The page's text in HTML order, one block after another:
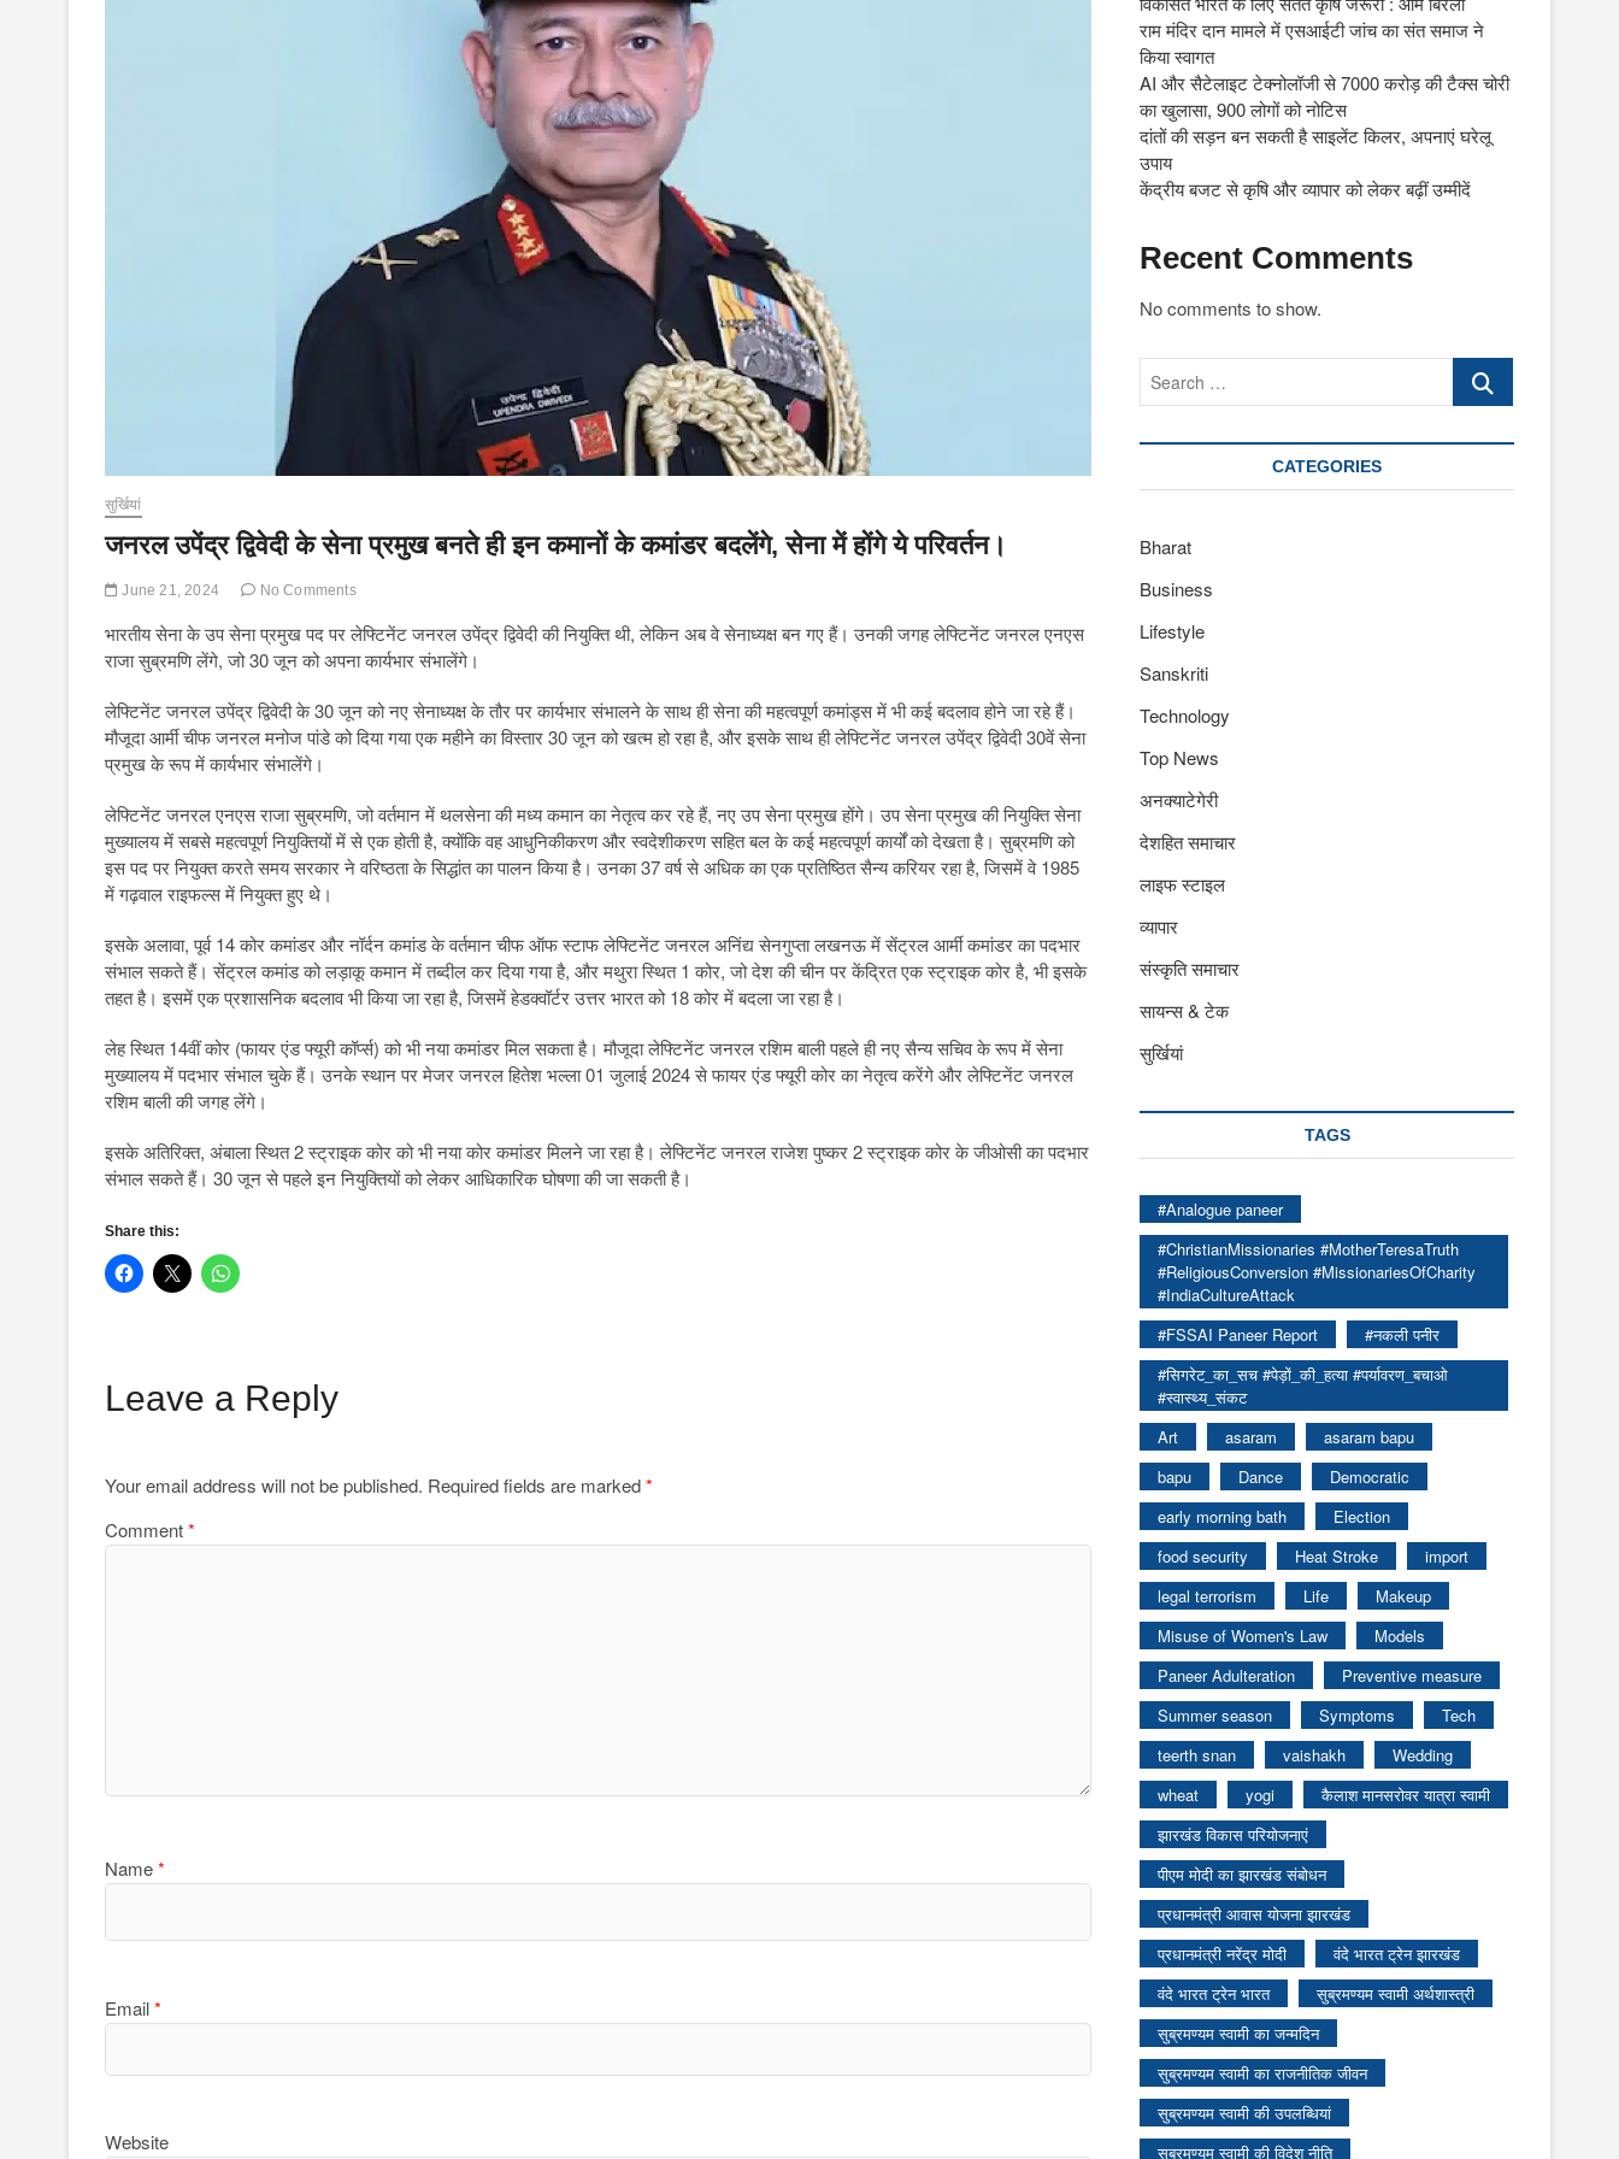
सुर्खियां
जनरल उपेंद्र द्विवेदी के सेना प्रमुख बनते ही इन कमानों के कमांडर बदलेंगे, सेना में होंगे ये परिवर्तन।
June 21, 2024 No Comments
भारतीय सेना के उप सेना प्रमुख पद पर लेफ्टिनेंट जनरल उपेंद्र द्विवेदी की नियुक्ति थी, लेकिन अब वे सेनाध्यक्ष बन गए हैं। उनकी जगह लेफ्टिनेंट जनरल एनएस
राजा सुब्रमणि लेंगे, जो 30 जून को अपना कार्यभार संभालेंगे।
लेफ्टिनेंट जनरल उपेंद्र द्विवेदी के 30 जून को नए सेनाध्यक्ष के तौर पर कार्यभार संभालने के साथ ही सेना की महत्वपूर्ण कमांड्स में भी कई बदलाव होने जा रहे हैं।
मौजूदा आर्मी चीफ जनरल मनोज पांडे को दिया गया एक महीने का विस्तार 30 जून को खत्म हो रहा है, और इसके साथ ही लेफ्टिनेंट जनरल उपेंद्र द्विवेदी 30वें सेना
प्रमुख के रूप में कार्यभार संभालेंगे।
लेफ्टिनेंट जनरल एनएस राजा सुब्रमणि, जो वर्तमान में थलसेना की मध्य कमान का नेतृत्व कर रहे हैं, नए उप सेना प्रमुख होंगे। उप सेना प्रमुख की नियुक्ति सेना
मुख्यालय में सबसे महत्वपूर्ण नियुक्तियों में से एक होती है, क्योंकि वह आधुनिकीकरण और स्वदेशीकरण सहित बल के कई महत्वपूर्ण कार्यों को देखता है। सुब्रमणि को
इस पद पर नियुक्त करते समय सरकार ने वरिष्ठता के सिद्धांत का पालन किया है। उनका 37 वर्ष से अधिक का एक प्रतिष्ठित सैन्य करियर रहा है, जिसमें वे 1985
में गढ़वाल राइफल्स में नियुक्त हुए थे।
इसके अलावा, पूर्व 14 कोर कमांडर और नॉर्दन कमांड के वर्तमान चीफ ऑफ स्टाफ लेफ्टिनेंट जनरल अनिंद्य सेनगुप्ता लखनऊ में सेंट्रल आर्मी कमांडर का पदभार
संभाल सकते हैं। सेंट्रल कमांड को लड़ाकू कमान में तब्दील कर दिया गया है, और मथुरा स्थित 1 कोर, जो देश की चीन पर केंद्रित एक स्ट्राइक कोर है, भी इसके
तहत है। इसमें एक प्रशासनिक बदलाव भी किया जा रहा है, जिसमें हेडक्वॉर्टर उत्तर भारत को 18 कोर में बदला जा रहा है।
लेह स्थित 14वीं कोर (फायर एंड फ्यूरी कॉर्प्स) को भी नया कमांडर मिल सकता है। मौजूदा लेफ्टिनेंट जनरल रशिम बाली पहले ही नए सैन्य सचिव के रूप में सेना
मुख्यालय में पदभार संभाल चुके हैं। उनके स्थान पर मेजर जनरल हितेश भल्ला 01 जुलाई 2024 से फायर एंड फ्यूरी कोर का नेतृत्व करेंगे और लेफ्टिनेंट जनरल
रशिम बाली की जगह लेंगे।
इसके अतिरिक्त, अंबाला स्थित 2 स्ट्राइक कोर को भी नया कोर कमांडर मिलने जा रहा है। लेफ्टिनेंट जनरल राजेश पुष्कर 2 स्ट्राइक कोर के जीओसी का पदभार
संभाल सकते हैं। 30 जून से पहले इन नियुक्तियों को लेकर आधिकारिक घोषणा की जा सकती है।
Share this:
Leave a Reply
Your email address will not be published. Required fields are marked*
Comment*
Name*
Email*
Website
राम मंदिर दान मामले में एसआईटी जांच का संत समाज ने
किया स्वागत
AI और सैटेलाइट टेक्नोलॉजी से 7000 करोड़ की टैक्स चोरी
का खुलासा, 900 लोगों को नोटिस
दांतों की सड़न बन सकती है साइलेंट किलर, अपनाएं घरेलू
उपाय
केंद्रीय बजट से कृषि और व्यापार को लेकर बढ़ीं उम्मीदें
Recent Comments
No comments to show.
Search
CATEGORIES
Bharat
Business
Lifestyle
Sanskriti
Technology
Top News
अनक्याटेगेरी
देशहित समाचार
लाइफ स्टाइल
व्यापार
संस्कृति समाचार
सायन्स & टेक
सुर्खियां
TAGS
#Analogue paneer
#ChristianMissionaries #MotherTeresaTruth
#ReligiousConversion #MissionariesOfCharity
#IndiaCultureAttack
#FSSAI Paneer Report
#नकली पनीर
#सिगरेट_का_सच #पेड़ों_की_हत्या #पर्यावरण_बचाओ
#स्वास्थ्य_संकट
Art
asaram
asaram bapu
bapu
Dance
Democratic
early morning bath
Election
food security
Heat Stroke
import
legal terrorism
Life
Makeup
Misuse of Women's Law
Models
Paneer Adulteration
Preventive measure
Summer season
Symptoms
Tech
teerth snan
vaishakh
Wedding
wheat
yogi
कैलाश मानसरोवर यात्रा स्वामी
झारखंड विकास परियोजनाएं
पीएम मोदी का झारखंड संबोधन
प्रधानमंत्री आवास योजना झारखंड
प्रधानमंत्री नरेंद्र मोदी
वंदे भारत ट्रेन झारखंड
वंदे भारत ट्रेन भारत
सुब्रमण्यम स्वामी अर्थशास्त्री
सुब्रमण्यम स्वामी का जन्मदिन
सुब्रमण्यम स्वामी का राजनीतिक जीवन
सुब्रमण्यम स्वामी की उपलब्धियां
सुब्रमण्यम स्वामी की विदेश नीति